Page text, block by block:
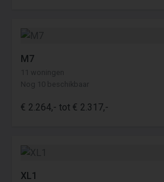
M7
11 woningen
Nog 10 beschikbaar
€ 2.264,- tot € 2.317,-
XL1